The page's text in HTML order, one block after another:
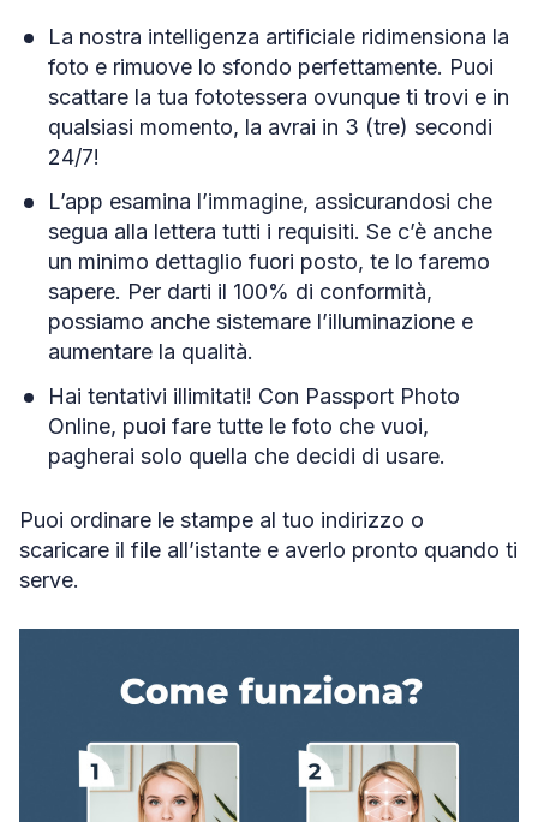
La nostra intelligenza artificiale ridimensiona la
foto e rimuove lo sfondo perfettamente. Puoi
scattare la tua fototessera ovunque ti trovi e in
qualsiasi momento, la avrai in 3 (tre) secondi
24/7!
L’app esamina l’immagine, assicurandosi che
segua alla lettera tutti i requisiti. Se c’è anche
un minimo dettaglio fuori posto, te lo faremo
sapere. Per darti il 100% di conformità,
possiamo anche sistemare l’illuminazione e
aumentare la qualità.
Hai tentativi illimitati! Con Passport Photo
Online, puoi fare tutte le foto che vuoi,
pagherai solo quella che decidi di usare.
Puoi ordinare le stampe al tuo indirizzo o
scaricare il file all’istante e averlo pronto quando ti
serve.